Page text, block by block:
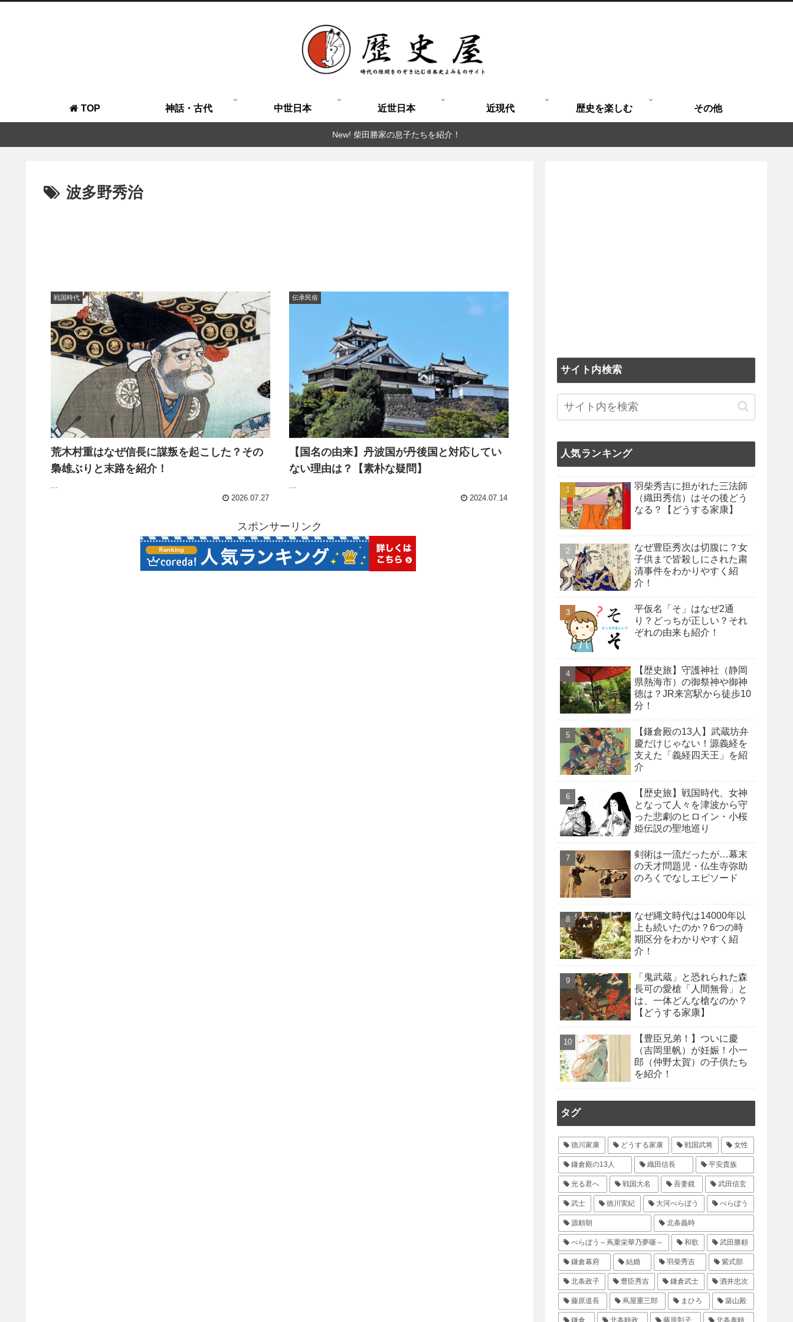
TOP 神話・古代 中世日本 近世日本 近現代 歴史を楽しむ その他
New! 柴田勝家の息子たちを紹介！
波多野秀治
戦国時代
荒木村重はなぜ信長に謀叛を起こした？その
梟雄ぶりと末路を紹介！
2026.07.27
伝承民俗
【国名の由来】丹波国が丹後国と対応してい
ない理由は？【素朴な疑問】
2024.07.14
スポンサーリンク
サイト内検索
人気ランキング
羽柴秀吉に担がれた三法師
（織田秀信）はその後どう
なる？【どうする家康】
なぜ豊臣秀次は切腹に？女
子供まで皆殺しにされた粛
清事件をわかりやすく紹
介！
平仮名「そ」はなぜ2通
り？どっちが正しい？それ
ぞれの由来も紹介！
【歴史旅】守護神社（静岡
県熱海市）の御祭神や御神
徳は？JR来宮駅から徒歩10
分！
【鎌倉殿の13人】武蔵坊弁
慶だけじゃない！源義経を
支えた「義経四天王」を紹
介
【歴史旅】戦国時代、女神
となって人々を津波から守
った悲劇のヒロイン・小桜
姫伝説の聖地巡り
剣術は一流だったが…幕末
の天才問題児・仏生寺弥助
のろくでなしエピソード
なぜ縄文時代は14000年以
上も続いたのか？6つの時
期区分をわかりやすく紹
介！
「鬼武蔵」と恐れられた森
長可の愛槍「人間無骨」と
は、一体どんな槍なのか？
【どうする家康】
【豊臣兄弟！】ついに慶
（吉岡里帆）が妊娠！小一
郎（仲野太賀）の子供たち
を紹介！
タグ
徳川家康 どうする家康 戦国武将 女性
鎌倉殿の13人 織田信長 平安貴族
光る君へ 戦国大名 吾妻鏡 武田信玄
武士 徳川実紀 大河べらぼう べらぼう
源頼朝 北条義時
べらぼう～蔦重栄華乃夢噺～ 和歌 武田勝頼
鎌倉幕府 結婚 羽柴秀吉 紫式部
北条政子 豊臣秀吉 鎌倉武士 酒井忠次
藤原道長 蔦屋重三郎 まひろ 築山殿
鎌倉 北条時政 藤原彰子 北条泰時